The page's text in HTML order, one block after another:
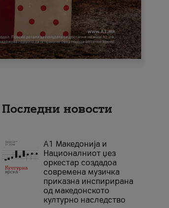
Последни новости
А1 Македонија и
Националниот џез
оркестар создадоа
современа музичка
приказна инспирирана
од македонското
културно наследство